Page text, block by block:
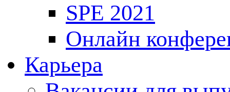
SPE 2021
Онлайн
Карьера